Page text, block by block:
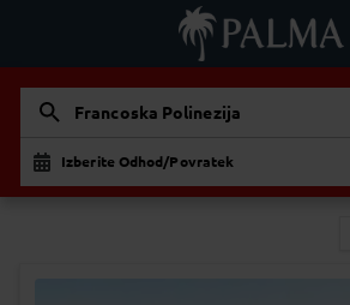
Francoska Polinezija
Izberite Odhod/Povratek